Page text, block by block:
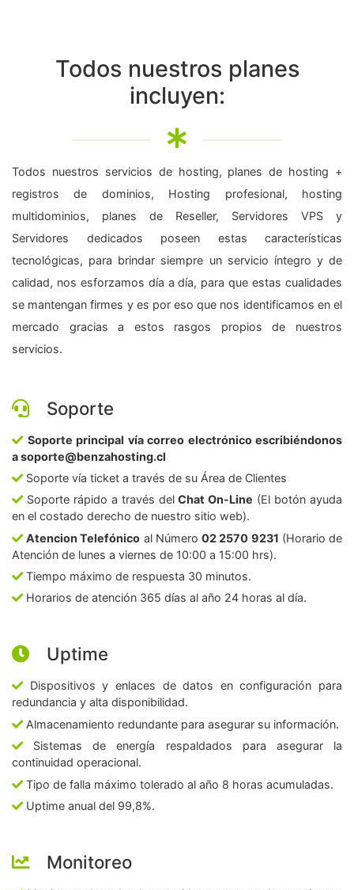
Todos nuestros planes
incluyen:
Todos nuestros servicios de hosting, planes de hosting +
registros de dominios, Hosting profesional, hosting
multidominios, planes de Reseller, Servidores VPS y
Servidores dedicados poseen estas características
tecnológicas, para brindar siempre un servicio íntegro y de
calidad, nos esforzamos día a día, para que estas cualidades
se mantengan firmes y es por eso que nos identificamos en el
mercado gracias a estos rasgos propios de nuestros
servicios.
Soporte
Soporte principal vía correo electrónico escribiéndonos
a soporte@benzahosting.cl
Soporte vía ticket a través de su Área de Clientes
Soporte rápido a través delChat On-Line (El botón ayuda
en el costado derecho de nuestro sitio web).
Atencion Telefónico al Número02 2570 9231 (Horario de
Atención de lunes a viernes de 10:00 a 15:00 hrs).
Tiempo máximo de respuesta 30 minutos.
Horarios de atención 365 días al año 24 horas al día.
Uptime
Dispositivos y enlaces de datos en configuración para
redundancia y alta disponibilidad.
Almacenamiento redundante para asegurar su información.
Sistemas de energía respaldados para asegurar la
continuidad operacional.
Tipo de falla máximo tolerado al año 8 horas acumuladas.
Uptime anual del 99,8%.
Monitoreo